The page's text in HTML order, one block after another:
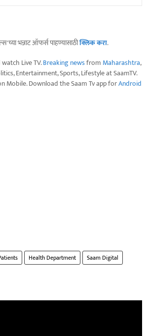
भन्नाट ऑफर्स पाहण्यासाठीक्लिक करा.
Live TV.Breaking newsfrom Maharashtra,
Entertainment, Sports, Lifestyle at SaamTV.
Mobile. Download the Saam Tv app forAndroid
Health Department Saam Digital